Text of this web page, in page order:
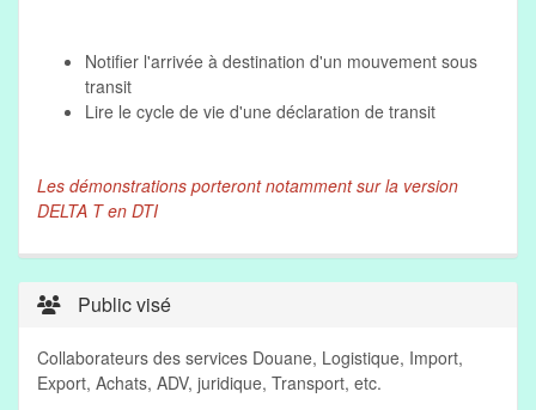
Notifier l'arrivée à destination d'un mouvement sous
transit
Lire le cycle de vie d'une déclaration de transit
Les démonstrations porteront notamment sur la version
DELTA T en DTI
Public visé
Collaborateurs des services Douane, Logistique, Import,
Export, Achats, ADV, juridique, Transport, etc.